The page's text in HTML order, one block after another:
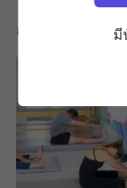
มี
การออกกำลังก